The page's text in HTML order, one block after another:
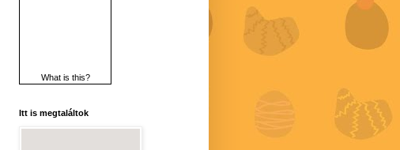
What is this?
Itt is megtaláltok